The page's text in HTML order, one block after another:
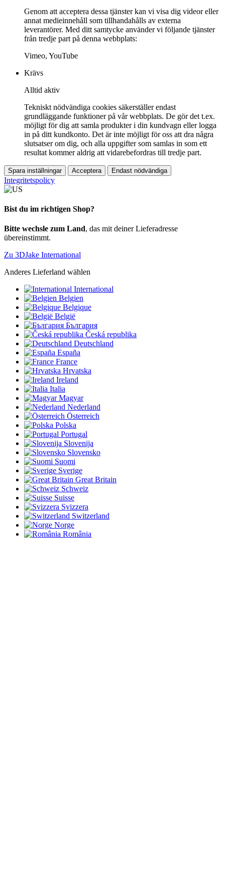
Genom att acceptera dessa tjänster kan vi visa dig videor eller
annat medieinnehåll som tillhandahålls av externa
leverantörer. Med ditt samtycke använder vi följande tjänster
från tredje part på denna webbplats:
Vimeo, YouTube
Krävs
Alltid aktiv
Tekniskt nödvändiga cookies säkerställer endast
grundläggande funktioner på vår webbplats. De gör det t.ex.
möjligt för dig att samla produkter i din kundvagn eller logga
in på ditt kundkonto. Det är inte möjligt för oss att dra några
slutsatser om dig, och alla uppgifter som samlas in som ett
resultat kommer aldrig att vidarebefordras till tredje part.
Spara inställningar Acceptera Endast nödvändiga
Integritetspolicy
Bist du im richtigen Shop?
Bitte wechsle zum Land, das mit deiner Lieferadresse
übereinstimmt.
Zu 3DJake International
Anderes Lieferland wählen
International
Belgien
Belgique
België
България
Česká republika
Deutschland
España
France
Hrvatska
Ireland
Italia
Magyar
Nederland
Österreich
Polska
Portugal
Slovenija
Slovensko
Suomi
Sverige
Great Britain
Schweiz
Suisse
Svizzera
Switzerland
Norge
România